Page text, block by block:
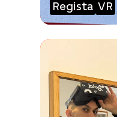
Regista VR